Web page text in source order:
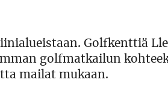
Golfkenttiä
golfmatkailun
mailat mukaan.